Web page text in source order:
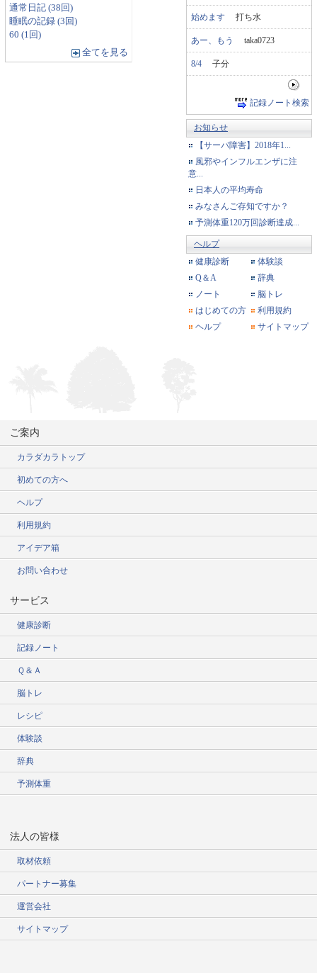
通常日記 (38回)
睡眠の記録 (3回)
60 (1回)
全てを見る
始めます 打ち水
あー、もう taka0723
8/4 子分
記録ノート検索
お知らせ
【サーバ障害】2018年1...
風邪やインフルエンザに注
意...
日本人の平均寿命
みなさんご存知ですか？
予測体重120万回診断達成...
ヘルプ
健康診断
体験談
Q＆A
辞典
ノート
脳トレ
はじめての方
利用規約
ヘルプ
サイトマップ
ご案内
カラダカラトップ
初めての方へ
ヘルプ
利用規約
アイデア箱
お問い合わせ
サービス
健康診断
記録ノート
Ｑ＆Ａ
脳トレ
レシピ
体験談
辞典
予測体重
法人の皆様
取材依頼
パートナー募集
運営会社
サイトマップ